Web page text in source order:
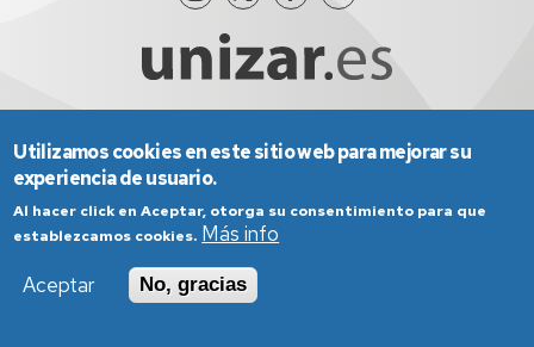
Aviso Legal
Condiciones generales de uso
Política de Privacidad
Utilizamos cookies en este sitio web para mejorar su
experiencia de usuario.
Al hacer click en Aceptar, otorga su consentimiento para que
establezcamos cookies. Más info
Aceptar
No, gracias